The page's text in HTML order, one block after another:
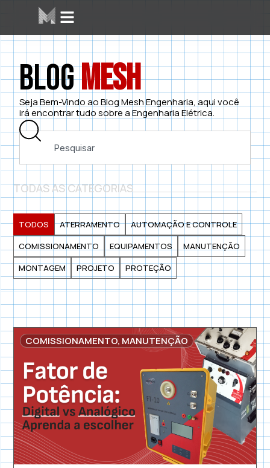
BlogMesh
Seja Bem-Vindo ao Blog Mesh Engenharia, aqui você
irá encontrar tudo sobre a Engenharia Elétrica.
TODAS AS CATEGORIAS
ATERRAMENTO
AUTOMAÇÃO E CONTROLE
COMISSIONAMENTO
EQUIPAMENTOS
MANUTENÇÃO
MONTAGEM
PROJETO PROTEÇÃO
TODOS
COMISSIONAMENTO, MANUTENÇÃO